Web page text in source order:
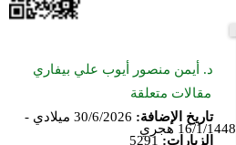
د. أيمن منصور أيوب علي بيفاري
مقالات متعلقة
تاريخ الإضافة:
30/6/2026 ميلادي -
16/1/1448 هجري
الزيارات: 5291